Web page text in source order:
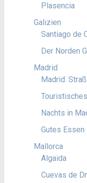
Plasencia
Galizien
Santiago de
Der Norden
Madrid
Madrid:
Nachts in
Gutes Essen
Mallorca
Algaida
Cuevas de